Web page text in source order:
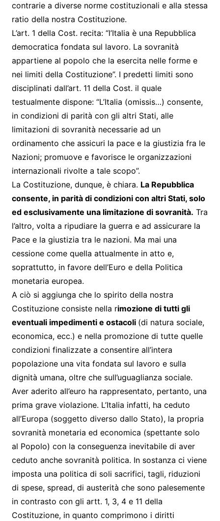
contrarie a diverse norme costituzionali e alla stessa
ratio della nostra Costituzione.
L’art. 1 della Cost. recita: “l’Italia è una Repubblica
democratica fondata sul lavoro. La sovranità
appartiene al popolo che la esercita nelle forme e
nei limiti della Costituzione”. I predetti limiti sono
disciplinati dall’art. 11 della Cost. il quale
testualmente dispone: “L’Italia (omissis…) consente,
in condizioni di parità con gli altri Stati, alle
limitazioni di sovranità necessarie ad un
ordinamento che assicuri la pace e la giustizia fra le
Nazioni; promuove e favorisce le organizzazioni
internazionali rivolte a tale scopo”.
La Costituzione, dunque, è chiara. La Repubblica
consente, in parità di condizioni con altri Stati, solo
ed esclusivamente una limitazione di sovranità. Tra
l’altro, volta a ripudiare la guerra e ad assicurare la
Pace e la giustizia tra le nazioni. Ma mai una
cessione come quella attualmente in atto e,
soprattutto, in favore dell’Euro e della Politica
monetaria europea.
A ciò si aggiunga che lo spirito della nostra
Costituzione consiste nella rimozione di tutti gli
eventuali impedimenti e ostacoli (di natura sociale,
economica, ecc.) e nella promozione di tutte quelle
condizioni finalizzate a consentire all’intera
popolazione una vita fondata sul lavoro e sulla
dignità umana, oltre che sull’uguaglianza sociale.
Aver aderito all’euro ha rappresentato, pertanto, una
prima grave violazione. L’Italia infatti, ha ceduto
all’Europa (soggetto diverso dallo Stato), la propria
sovranità monetaria ed economica (spettante solo
al Popolo) con la conseguenza inevitabile di aver
ceduto anche sovranità politica. In sostanza ci viene
imposta una politica di soli sacrifici, tagli, riduzioni
di spese, spread, di austerità che sono palesemente
in contrasto con gli artt. 1, 3, 4 e 11 della
Costituzione, in quanto comprimono i diritti